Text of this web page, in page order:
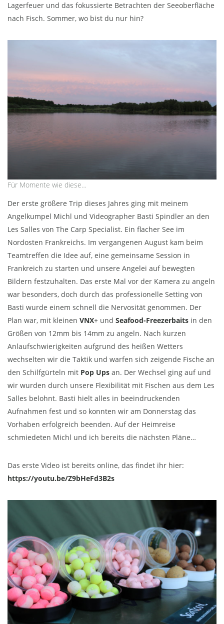
Lagerfeuer und das fokussierte Betrachten der Seeoberfläche
nach Fisch. Sommer, wo bist du nur hin?
Für Momente wie diese…
Der erste größere Trip dieses Jahres ging mit meinem
Angelkumpel Michl und Videographer Basti Spindler an den
Les Salles von The Carp Specialist. Ein flacher See im
Nordosten Frankreichs. Im vergangenen August kam beim
Teamtreffen die Idee auf, eine gemeinsame Session in
Frankreich zu starten und unsere Angelei auf bewegten
Bildern festzuhalten. Das erste Mal vor der Kamera zu angeln
war besonders, doch durch das professionelle Setting von
Basti wurde einem schnell die Nervosität genommen. Der
Plan war, mit kleinen VNX+ und Seafood-Freezerbaits in den
Größen von 12mm bis 14mm zu angeln. Nach kurzen
Anlaufschwierigkeiten aufgrund des heißen Wetters
wechselten wir die Taktik und warfen sich zeigende Fische an
den Schilfgürteln mit Pop Ups an. Der Wechsel ging auf und
wir wurden durch unsere Flexibilität mit Fischen aus dem Les
Salles belohnt. Basti hielt alles in beeindruckenden
Aufnahmen fest und so konnten wir am Donnerstag das
Vorhaben erfolgreich beenden. Auf der Heimreise
schmiedeten Michl und ich bereits die nächsten Pläne…
Das erste Video ist bereits online, das findet ihr hier:
https://youtu.be/Z9bHeFd3B2s